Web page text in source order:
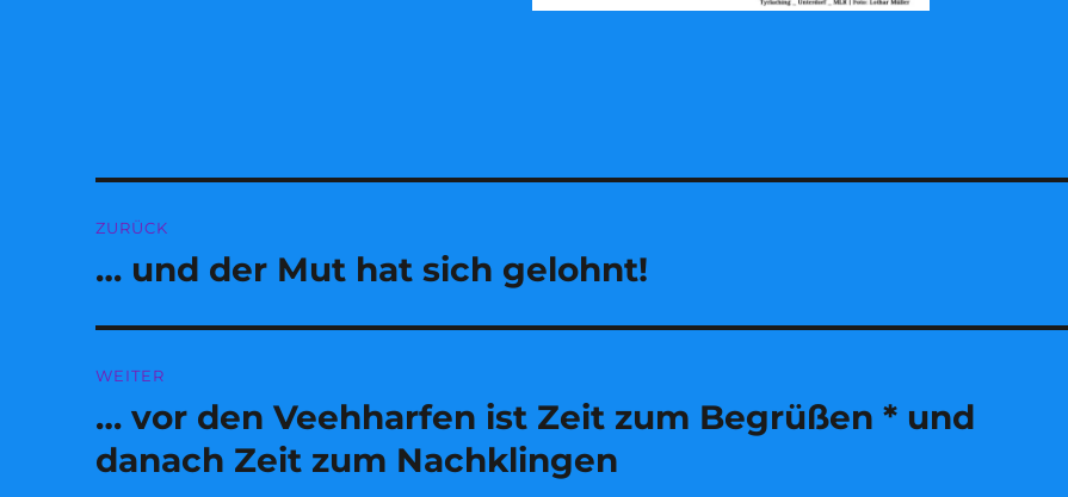
ZURÜCK
Vorheriger
… und der Mut hat sich gelohnt!
WEITER
Nächster
Beitrag:
… vor den Veehharfen ist Zeit zum Begrüßen * und
danach Zeit zum Nachklingen